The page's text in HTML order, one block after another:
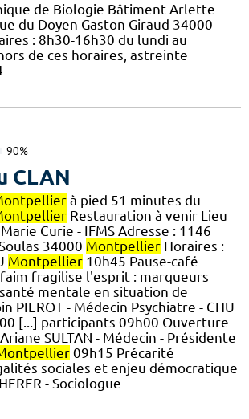
de Biologie Bâtiment Arlette
du Doyen Gaston Giraud 34000
: 8h30-16h30 du lundi au
de ces horaires, astreinte
90%
CLAN
à pied 51 minutes du
Restauration à venir Lieu
Curie - IFMS Adresse : 1146
34000 Montpellier Horaires :
Montpellier 10h45 Pause-café
fragilise l'esprit : marqueurs
mentale en situation de
PIEROT - Médecin Psychiatre - CHU
[...] participants 09h00 Ouverture
SULTAN - Médecin - Présidente
09h15 Précarité
sociales et enjeu démocratique
- Sociologue